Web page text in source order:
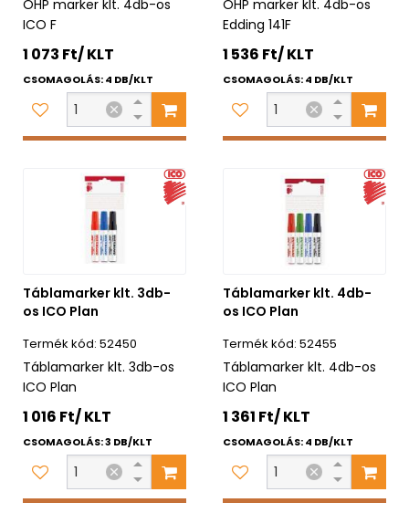
OHP marker klt. 4db-os
ICO F
1 073 Ft/ KLT
CSOMAGOLÁS: 4 DB/KLT
OHP marker klt. 4db-os
Edding 141F
1 536 Ft/ KLT
CSOMAGOLÁS: 4 DB/KLT
Táblamarker klt. 3db-
os ICO Plan
52450
Táblamarker klt. 3db-os
ICO Plan
1 016 Ft/ KLT
CSOMAGOLÁS: 3 DB/KLT
Táblamarker klt. 4db-
os ICO Plan
52455
Táblamarker klt. 4db-os
ICO Plan
1 361 Ft/ KLT
CSOMAGOLÁS: 4 DB/KLT